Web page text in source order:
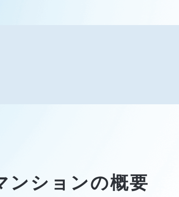
ンションの概要